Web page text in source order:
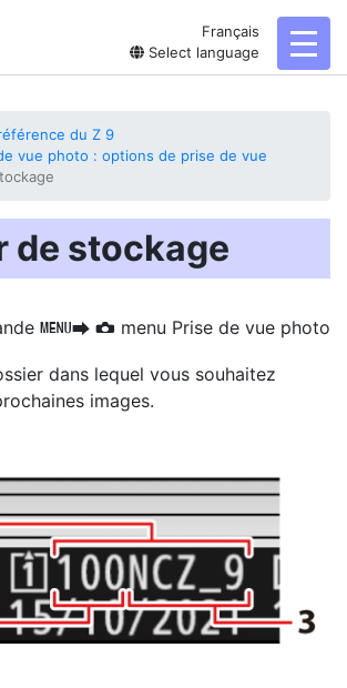
Français
Select language
du Z 9
vue photo : options de prise de vue
de stockage
GU C menu Prise de vue photo
dans lequel vous souhaitez
images.